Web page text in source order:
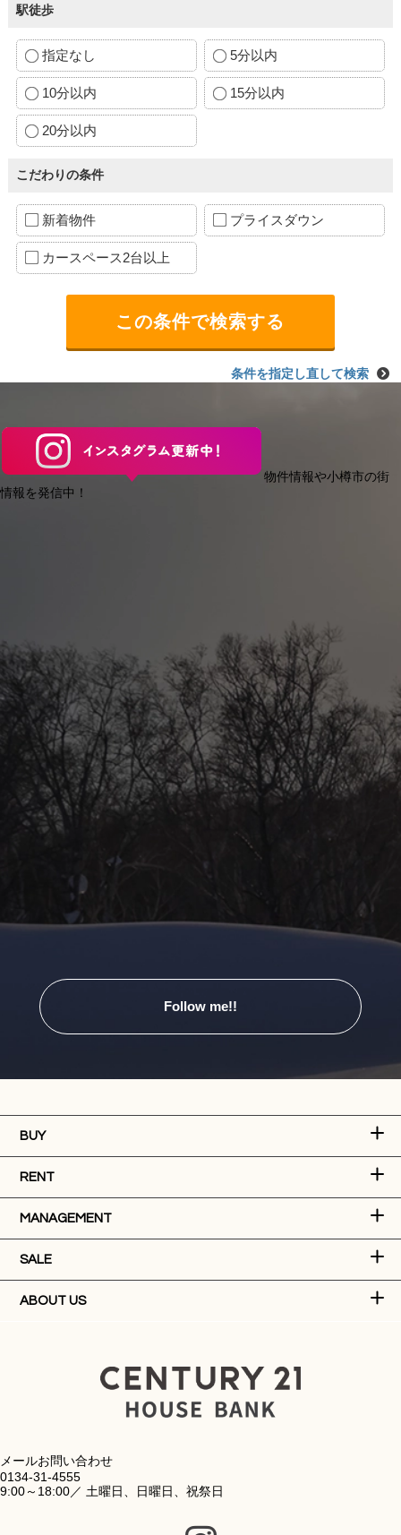
駅徒歩
指定なし 5分以内
10分以内 15分以内
20分以内
こだわりの条件
新着物件 プライスダウン
カースペース2台以上
条件を指定し直して検索
物件情報や小樽市の街
情報を発信中！
Follow me!!
BUY
RENT
MANAGEMENT
SALE
ABOUT US
メールお問い合わせ
0134-31-4555
9:00～18:00／ 土曜日、日曜日、祝祭日